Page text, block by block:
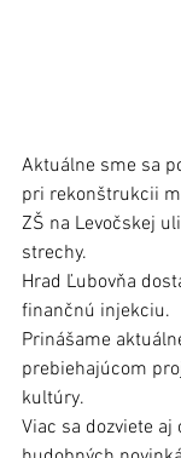
Aktuálne sme sa
pri rekonštrukcii
ZŠ na Levočskej
strechy.
Hrad Ľubovňa
finančnú injekciu.
Prinášame
prebiehajúcom
kultúry.
Viac sa dozviete aj